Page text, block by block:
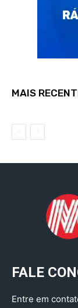
MAIS
FALE
Entre em